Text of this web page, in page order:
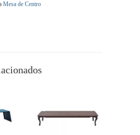
Mesa de Centro